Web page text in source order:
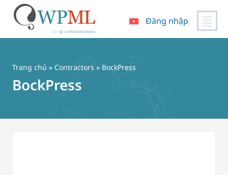
Đăng nhập
Trang chủ » Contractors » BockPress
BockPress